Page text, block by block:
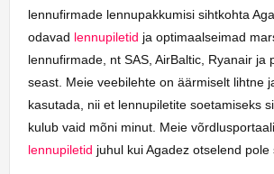
lennufirmade lennupakkumisi sihtkohta
odavad lennupiletid ja optimaalseimad
lennufirmade, nt SAS, AirBaltic, Ryanair ja
seast. Meie veebilehte on äärmiselt lihtne
kasutada, nii et lennupiletite soetamiseks
kulub vaid mõni minut. Meie
lennupiletid juhul kui Agadez otselend pole